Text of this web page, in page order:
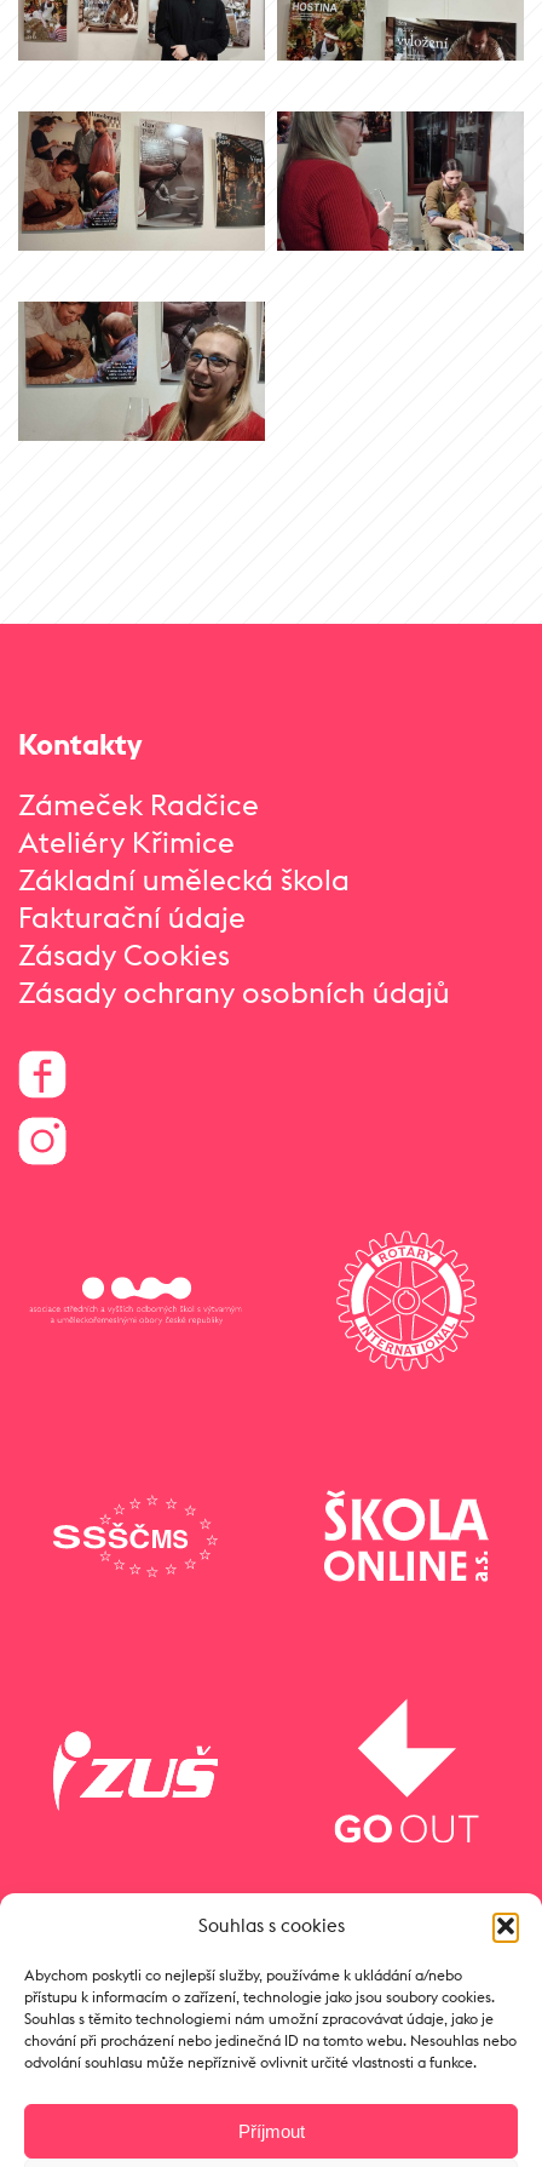
Souhlas s cookies
Abychom poskytli co nejlepší služby, používáme k ukládání a/nebo
přístupu k informacím o zařízení, technologie jako jsou soubory cookies.
Souhlas s těmito technologiemi nám umožní zpracovávat údaje, jako je
chování při procházení nebo jedinečná ID na tomto webu. Nesouhlas nebo
odvolání souhlasu může nepříznivě ovlivnit určité vlastnosti a funkce.
Příjmout
Kontakty
Zámeček Radčice
Ateliéry Křimice
Základní umělecká škola
Fakturační údaje
Zásady Cookies
Zásady ochrany osobních údajů